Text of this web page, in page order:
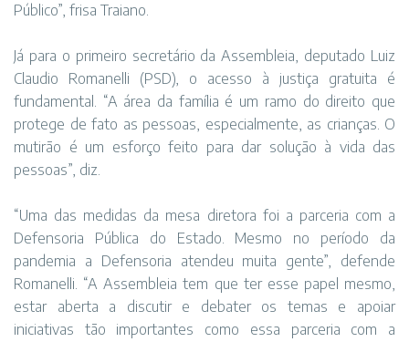
Público”, frisa Traiano.
Já para o primeiro secretário da Assembleia, deputado Luiz
Claudio Romanelli (PSD), o acesso à justiça gratuita é
fundamental. “A área da família é um ramo do direito que
protege de fato as pessoas, especialmente, as crianças. O
mutirão é um esforço feito para dar solução à vida das
pessoas”, diz.
“Uma das medidas da mesa diretora foi a parceria com a
Defensoria Pública do Estado. Mesmo no período da
pandemia a Defensoria atendeu muita gente”, defende
Romanelli. “A Assembleia tem que ter esse papel mesmo,
estar aberta a discutir e debater os temas e apoiar
iniciativas tão importantes como essa parceria com a